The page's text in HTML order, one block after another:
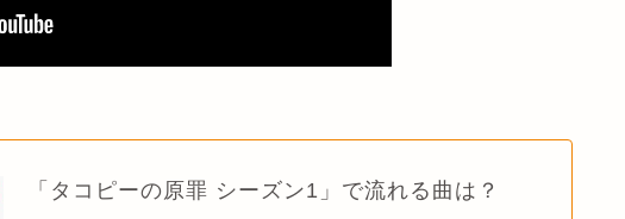
「タコピーの原罪 シーズン1」で流れる曲は？